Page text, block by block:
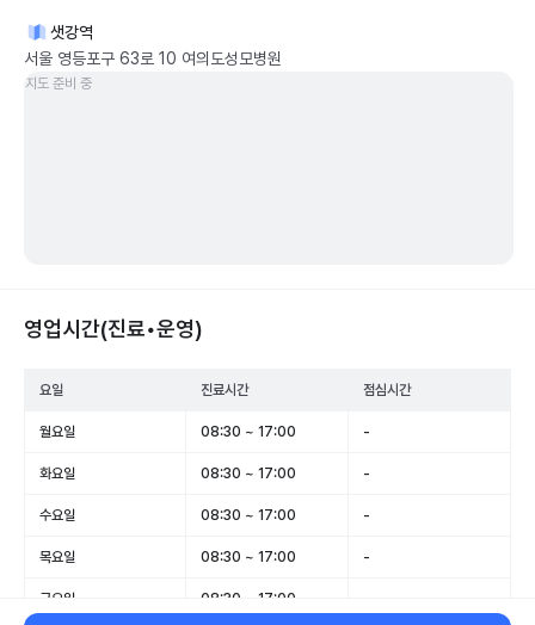
샛강역
서울 영등포구 63로 10 여의도성모병원
지도 준비 중
영업시간(진료•운영)
요일 진료시간 점심시간
월요일 08:30 ~ 17:00 -
화요일 08:30 ~ 17:00 -
수요일 08:30 ~ 17:00 -
목요일 08:30 ~ 17:00 -
금요일 08:30 ~ 17:00